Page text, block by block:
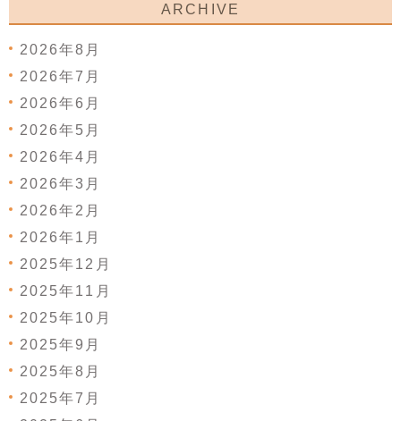
ARCHIVE
2026年8月
2026年7月
2026年6月
2026年5月
2026年4月
2026年3月
2026年2月
2026年1月
2025年12月
2025年11月
2025年10月
2025年9月
2025年8月
2025年7月